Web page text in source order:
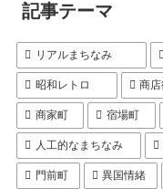
記事テーマ
リアルまちなみ
昭和レトロ 商
商家町 宿場町
人工的なまちなみ
門前町 異国情緒